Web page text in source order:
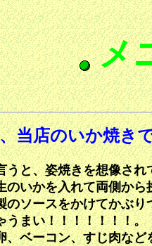
メ
当店のいか焼き
うと、姿焼きを想像さ
のいかを入れて両側から
のソースをかけてかぶり
うまい！！！！！！！。
、ベーコン、すじ肉な